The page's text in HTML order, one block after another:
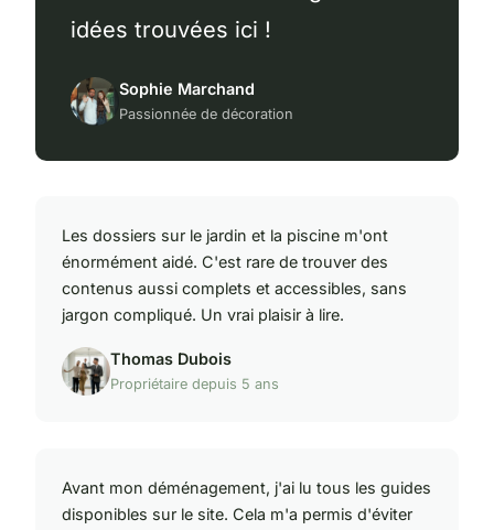
idées trouvées ici !
Sophie Marchand
Passionnée de décoration
Les dossiers sur le jardin et la piscine m'ont
énormément aidé. C'est rare de trouver des
contenus aussi complets et accessibles, sans
jargon compliqué. Un vrai plaisir à lire.
Thomas Dubois
Propriétaire depuis 5 ans
Avant mon déménagement, j'ai lu tous les guides
disponibles sur le site. Cela m'a permis d'éviter